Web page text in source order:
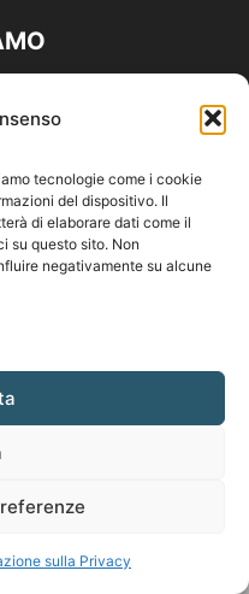
tecnologie come i cookie
del dispositivo. Il
di elaborare dati come il
su questo sito. Non
negativamente su alcune
sulla Privacy